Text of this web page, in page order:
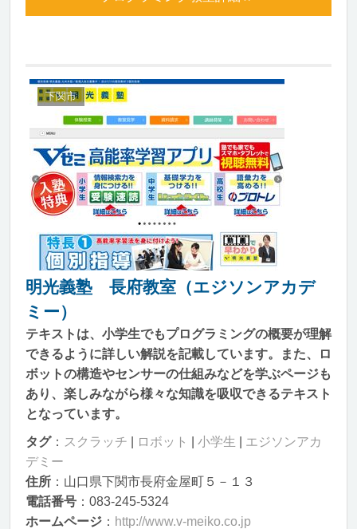
下関市
明光義塾 長府教室（エジソンアカデ
ミー）
テキストは、小学生でもプログラミングの概要が理解
できるように詳しい解説を記載しています。また、ロ
ボットの構造やセンサーの仕組みなどを学ぶページも
あり、楽しみながら様々な知識を吸収できるテキスト
となっています。
タグ： スクラッチ ロボット 小学生
エジソンアカ
デミー
住所 ：山口県下関市長府金屋町５－１３
電話番号 ：083-245-5324
ホームページ ： http://www.v-meiko.co.jp